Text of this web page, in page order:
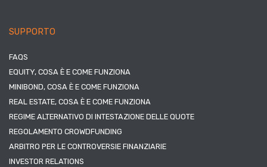
SUPPORTO
FAQS
EQUITY, COSA È E COME FUNZIONA
MINIBOND, COSA È E COME FUNZIONA
REAL ESTATE, COSA È E COME FUNZIONA
REGIME ALTERNATIVO DI INTESTAZIONE DELLE QUOTE
REGOLAMENTO CROWDFUNDING
ARBITRO PER LE CONTROVERSIE FINANZIARIE
INVESTOR RELATIONS